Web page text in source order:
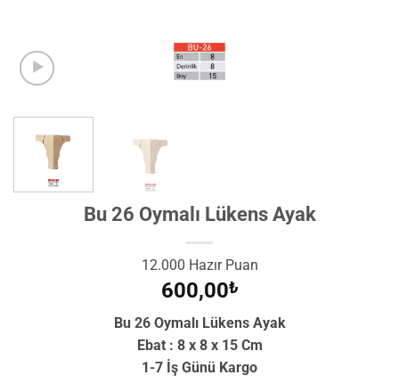
Bu 26 Oymalı Lükens Ayak
12.000 Hazır Puan
600,00₺
Bu 26 Oymalı Lükens Ayak
Ebat : 8 x 8 x 15 Cm
1-7 İş Günü Kargo